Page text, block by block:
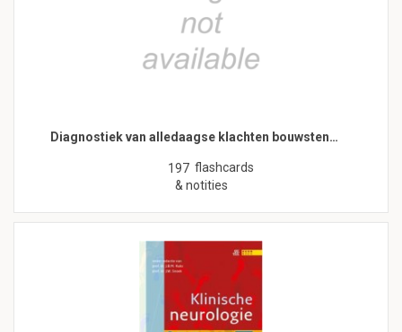
Diagnostiek van alledaagse klachten bouwsten…
197 flashcards
& notities